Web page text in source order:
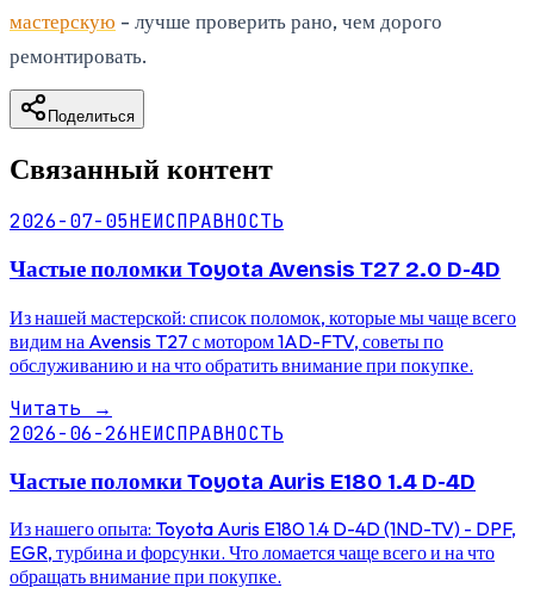
мастерскую - лучше проверить рано, чем дорого
ремонтировать.
Поделиться
Связанный контент
2026-07-05НЕИСПРАВНОСТЬ
Частые поломки Toyota Avensis T27 2.0 D-4D
Из нашей мастерской: список поломок, которые мы чаще всего
видим на Avensis T27 с мотором 1AD-FTV, советы по
обслуживанию и на что обратить внимание при покупке.
Читать →
2026-06-26НЕИСПРАВНОСТЬ
Частые поломки Toyota Auris E180 1.4 D-4D
Из нашего опыта: Toyota Auris E180 1.4 D-4D (1ND-TV) - DPF,
EGR, турбина и форсунки. Что ломается чаще всего и на что
обращать внимание при покупке.